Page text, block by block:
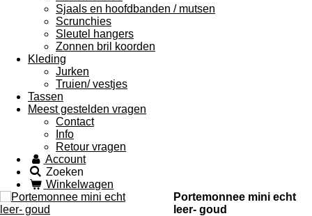
Sjaals en hoofdbanden / mutsen
Scrunchies
Sleutel hangers
Zonnen bril koorden
Kleding
Jurken
Truien/ vestjes
Tassen
Meest gestelden vragen
Contact
Info
Retour vragen
Account
Zoeken
Winkelwagen
Portemonnee mini echt
leer- goud